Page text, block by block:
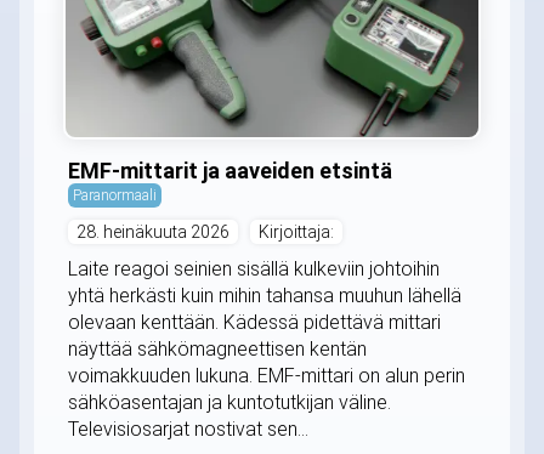
EMF-mittarit ja aaveiden etsintä
Paranormaali
28. heinäkuuta 2026 Kirjoittaja:
Laite reagoi seinien sisällä kulkeviin johtoihin
yhtä herkästi kuin mihin tahansa muuhun lähellä
olevaan kenttään. Kädessä pidettävä mittari
näyttää sähkömagneettisen kentän
voimakkuuden lukuna. EMF-mittari on alun perin
sähköasentajan ja kuntotutkijan väline.
Televisiosarjat nostivat sen...